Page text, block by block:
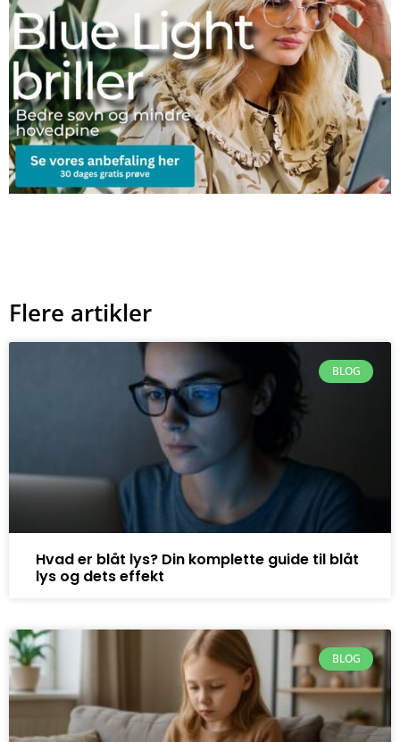
Flere artikler
BLOG
Hvad er blåt lys? Din komplette guide til blåt
lys og dets effekt
BLOG